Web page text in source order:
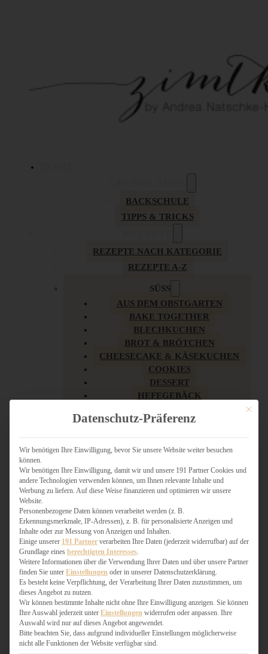
BACKSCHULE
TIPPS & TRICKS
REZEPTE NACH KATEGORIE
REZEPTE A-Z
SÜSS
AUS DEM OBSTGARTEN
BAKE TOGETHER
BLECHKUCHEN
BROT & BRÖTCHEN
CHEESECAKE & KÄSEKUCHEN
COOKIES
DESSERT
HEFEGEBÄCK
KUCHEN
LOW CARB & GESÜNDER
MY AMERICAN BAKERY
SCHOKOLADIGES
SÜSSES HAUPTGERICHT
TÖRTCHEN
VEGAN SÜSS
WEIHNACHTSBÄCKEREI
HERZHAFT
BURGER & SANDWICHES
FIX AUF DEM TISCH
FLEISCH & FISCH
GRILLEN / BARBECUE
Mit
Datenschutz-Präferenz
Wir benötigen Ihre Einwilligung, bevor Sie unsere Website weiter besuchen
können.
Wir benötigen Ihre Einwilligung, damit wir und unsere 191 Partner Cookies und
andere Technologien verwenden können, um Ihnen relevante Inhalte und
Werbung zu liefern. Auf diese Weise finanzieren und optimieren wir unsere
Website.
Personenbezogene Daten können verarbeitet werden (z. B.
Erkennungsmerkmale, IP-Adressen), z. B. für personalisierte Anzeigen und
Inhalte oder zur Messung von Anzeigen und Inhalten.
Einige unserer 191 Partner verarbeiten Ihre Daten (jederzeit widerrufbar) auf der
Grundlage eines berechtigten Interesses
Weitere Informationen über die Verwendung Ihrer Daten und über unsere Partner
finden Sie unter Einstellungen oder in unserer Datenschutzerklärung.
Es besteht keine Verpflichtung, der Verarbeitung Ihrer Daten zuzustimmen, um
dieses Angebot zu nutzen.
Wir können bestimmte Inhalte nicht ohne Ihre Einwilligung anzeigen. Sie können
Ihre Auswahl jederzeit unter Einstellungen widerrufen oder anpassen. Ihre
Auswahl wird nur auf dieses Angebot angewendet.
Bitte beachten Sie, dass aufgrund individueller Einstellungen möglicherweise
nicht alle Funktionen der Website verfügbar sind.